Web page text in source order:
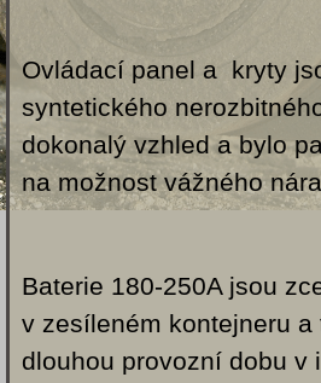
Ovládací panel a kryty
syntetického
dokonalý vzhled a bylo
na možnost vážného
Baterie 180-250A jsou
v zesíleném kontejneru
dlouhou provozní dobu v